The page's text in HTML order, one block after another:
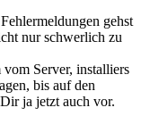
gehst
nur schwerlich zu
Server, installiers
bis auf den
ja jetzt auch vor.